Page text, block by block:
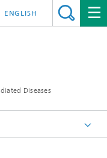
Diseases
ENGLISH